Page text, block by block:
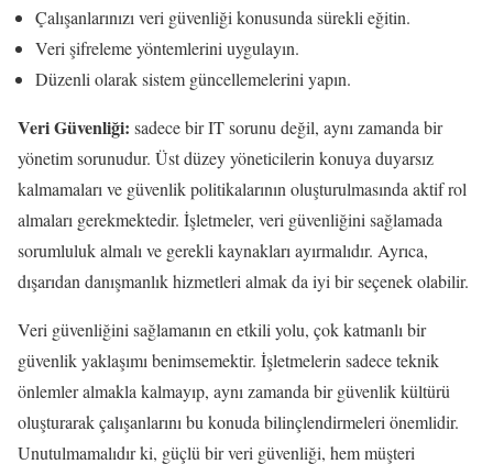
Çalışanlarınızı veri güvenliği konusunda sürekli eğitin.
Veri şifreleme yöntemlerini uygulayın.
Düzenli olarak sistem güncellemelerini yapın.
Veri Güvenliği: sadece bir IT sorunu değil, aynı zamanda bir
yönetim sorunudur. Üst düzey yöneticilerin konuya duyarsız
kalmamaları ve güvenlik politikalarının oluşturulmasında aktif rol
almaları gerekmektedir. İşletmeler, veri güvenliğini sağlamada
sorumluluk almalı ve gerekli kaynakları ayırmalıdır. Ayrıca,
dışarıdan danışmanlık hizmetleri almak da iyi bir seçenek olabilir.
Veri güvenliğini sağlamanın en etkili yolu, çok katmanlı bir
güvenlik yaklaşımı benimsemektir. İşletmelerin sadece teknik
önlemler almakla kalmayıp, aynı zamanda bir güvenlik kültürü
oluşturarak çalışanlarını bu konuda bilinçlendirmeleri önemlidir.
Unutulmamalıdır ki, güçlü bir veri güvenliği, hem müşteri